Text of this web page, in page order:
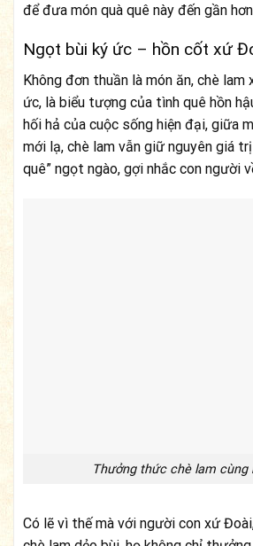
để đưa món quà quê này đến gần
Ngọt bùi ký ức – hồn cốt xứ
Không đơn thuần là món ăn, chè
ức, là biểu tượng của tình quê hồn
hối hả của cuộc sống hiện đại, giữa
mới lạ, chè lam vẫn giữ nguyên giá
quê” ngọt ngào, gợi nhắc con người
Thưởng thức chè lam cùng
Có lẽ vì thế mà với người con xứ